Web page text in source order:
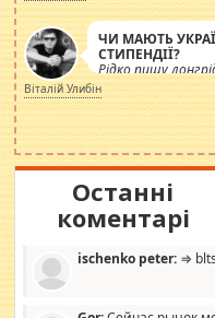
ЧИ МАЮТЬ
СТИПЕНДІЇ?
Рідко пишу
просто дістало!
навколо
роздувається ще
Віталій Улибін
Останні
коментарі
ischenko peter: ⇒